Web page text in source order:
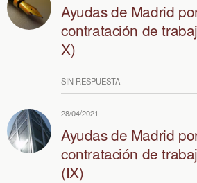
Ayudas de Madrid
contratación de
X)
SIN RESPUESTA
28/04/2021
Ayudas de Madrid
contratación de
(IX)